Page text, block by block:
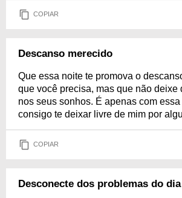
COPIAR
Descanso merecido
Que essa noite te promova o
que você precisa, mas que não deixe
nos seus sonhos. É apenas com
consigo te deixar livre de mim por
COPIAR
Desconecte dos problemas do dia